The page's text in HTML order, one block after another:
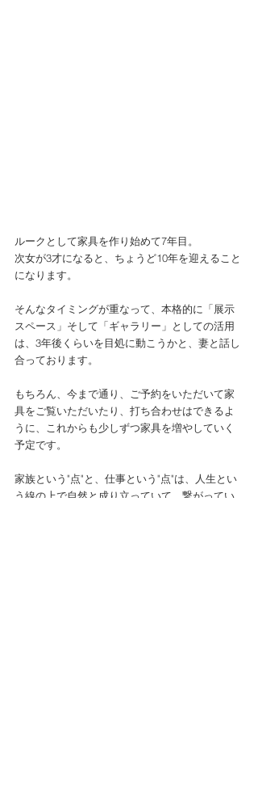
ルークとして家具を作り始めて7年目。
次女が3才になると、ちょうど10年を迎えること
になります。
そんなタイミングが重なって、本格的に「展示
スペース」そして「ギャラリー」としての活用
は、3年後くらいを目処に動こうかと、妻と話し
合っております。
もちろん、今まで通り、ご予約をいただいて家
具をご覧いただいたり、打ち合わせはできるよ
うに、これからも少しずつ家具を増やしていく
予定です。
家族という"点"と、仕事という"点"は、人生とい
う線の上で自然と成り立っていて、繋がってい